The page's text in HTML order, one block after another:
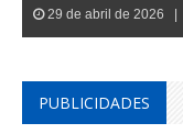
29 de abril de 2026 |
PUBLICIDADES